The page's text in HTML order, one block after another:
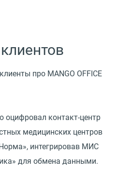
про MANGO OFFICE
оцифровал контакт-центр
медицинских центров
интегрировав МИС
для обмена данными.